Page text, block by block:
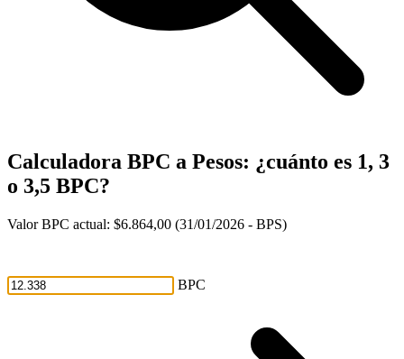
Calculadora BPC a Pesos: ¿cuánto es 1, 3
o 3,5 BPC?
Valor BPC actual: $6.864,00 (31/01/2026 - BPS)
BPC